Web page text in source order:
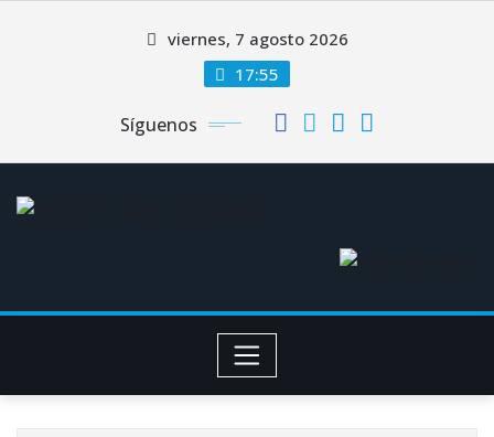
viernes, 7 agosto 2026
17:55
Síguenos